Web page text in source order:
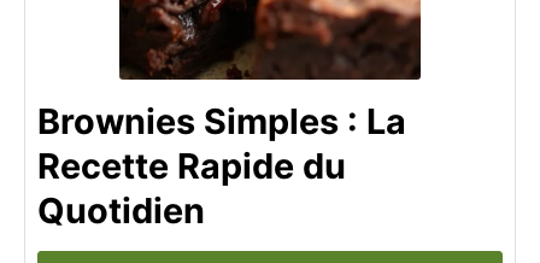
Brownies Simples : La
Recette Rapide du
Quotidien